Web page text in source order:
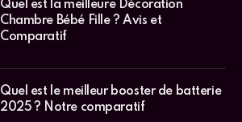
Quel est la meilleure Décoration
Chambre Bébé Fille ? Avis et
Comparatif
Quel est le meilleur booster de batterie
2025 ? Notre comparatif